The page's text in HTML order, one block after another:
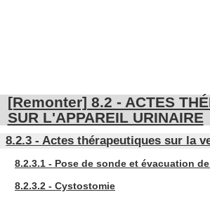
[Remonter] 8.2 - ACTES
SUR L'APPAREIL URINAIRE
8.2.3 - Actes thérapeutiques sur la
8.2.3.1 - Pose de sonde et évacuation
8.2.3.2 - Cystostomie